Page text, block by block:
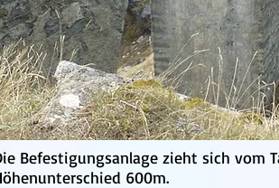
Befestigungsanlage zieht sich vom
600m.